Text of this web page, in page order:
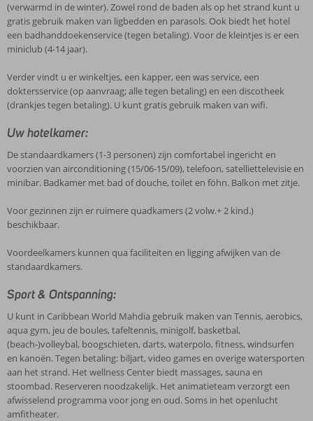
(verwarmd in de winter). Zowel rond de baden als op het strand kunt u
gratis gebruik maken van ligbedden en parasols. Ook biedt het hotel
een badhanddoekenservice (tegen betaling). Voor de kleintjes is er een
miniclub (4-14 jaar).
Verder vindt u er winkeltjes, een kapper, een was service, een
doktersservice (op aanvraag; alle tegen betaling) en een discotheek
(drankjes tegen betaling). U kunt gratis gebruik maken van wifi.
Uw hotelkamer:
De standaardkamers (1-3 personen) zijn comfortabel ingericht en
voorzien van airconditioning (15/06-15/09), telefoon, satelliettelevisie en
minibar. Badkamer met bad of douche, toilet en föhn. Balkon met zitje.
Voor gezinnen zijn er ruimere quadkamers (2 volw.+ 2 kind.)
beschikbaar.
Voordeelkamers kunnen qua faciliteiten en ligging afwijken van de
standaardkamers.
Sport & Ontspanning:
U kunt in Caribbean World Mahdia gebruik maken van Tennis, aerobics,
aqua gym, jeu de boules, tafeltennis, minigolf, basketbal,
(beach-)volleybal, boogschieten, darts, waterpolo, fitness, windsurfen
en kanoën. Tegen betaling: biljart, video games en overige watersporten
aan het strand. Het wellness Center biedt massages, sauna en
stoombad. Reserveren noodzakelijk. Het animatieteam verzorgt een
afwisselend programma voor jong en oud. Soms in het openlucht
amfitheater.